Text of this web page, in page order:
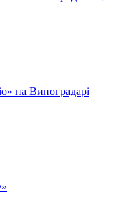
на Виноградарі